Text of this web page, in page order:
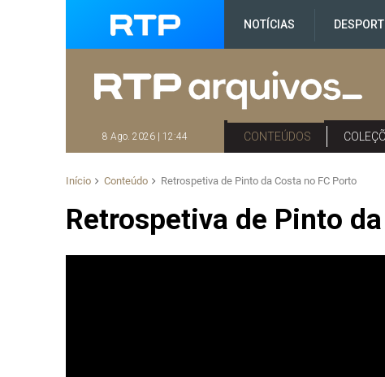
NOTÍCIAS
8 Ago. 2026 | 12:44 CONTEÚDOS
Início Conteúdo Retrospetiva de Pinto da Costa no FC Porto
Retrospetiva de Pinto